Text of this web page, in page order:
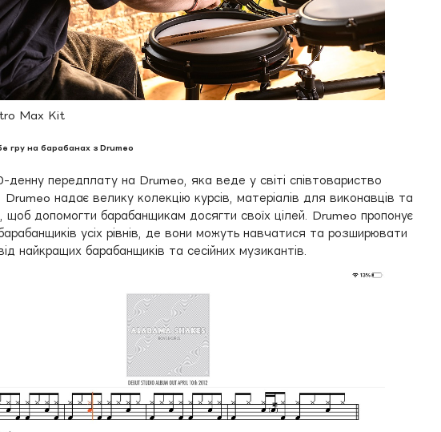
Max Kit
гру на барабанах з Drumeo
денну передплату на Drumeo, яка веде у світі співтовариство
Drumeo надає велику колекцію курсів, матеріалів для виконавців та
щоб допомогти барабанщикам досягти своїх цілей. Drumeo пропонує
усіх рівнів, де вони можуть навчатися та розширювати
найкращих барабанщиків та сесійних музикантів.